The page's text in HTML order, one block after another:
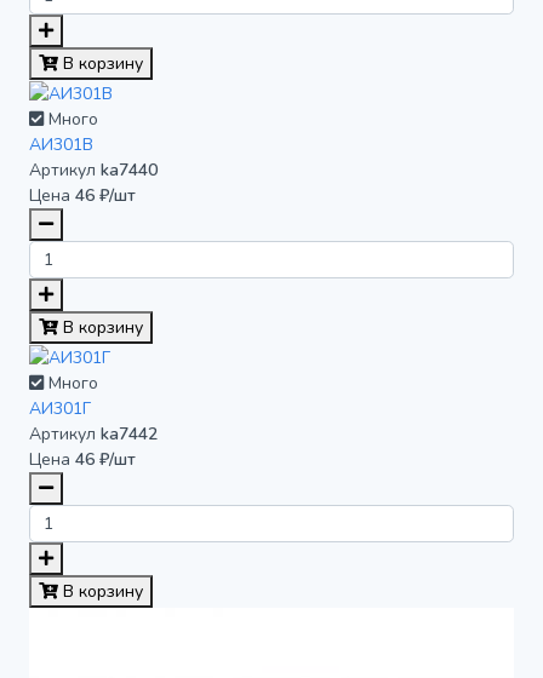
В корзину
Много
АИ301В
Артикул ka7440
Цена 46 ₽/шт
В корзину
Много
АИ301Г
Артикул ka7442
Цена 46 ₽/шт
В корзину